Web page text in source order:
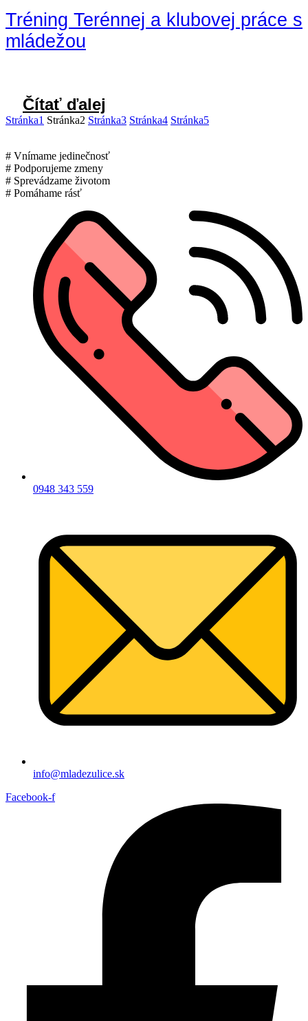
Tréning Terénnej a klubovej práce s
mládežou
Čítať ďalej
Stránka1 Stránka2 Stránka3 Stránka4 Stránka5
# Vnímame jedinečnosť
# Podporujeme zmeny
# Sprevádzame životom
# Pomáhame rásť
0948 343 559
info@mladezulice.sk
Facebook-f